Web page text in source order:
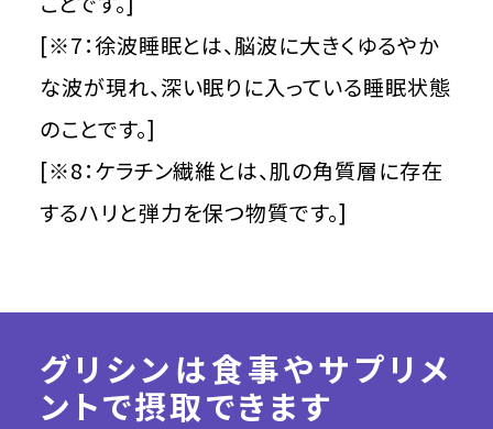
[※7：徐波睡眠とは、脳波に大きくゆるやか
な波が現れ、深い眠りに入っている睡眠状態
のことです。]
[※8：ケラチン繊維とは、肌の角質層に存在
するハリと弾力を保つ物質です。]
グリシンは食事やサプリメ
ントで摂取できます